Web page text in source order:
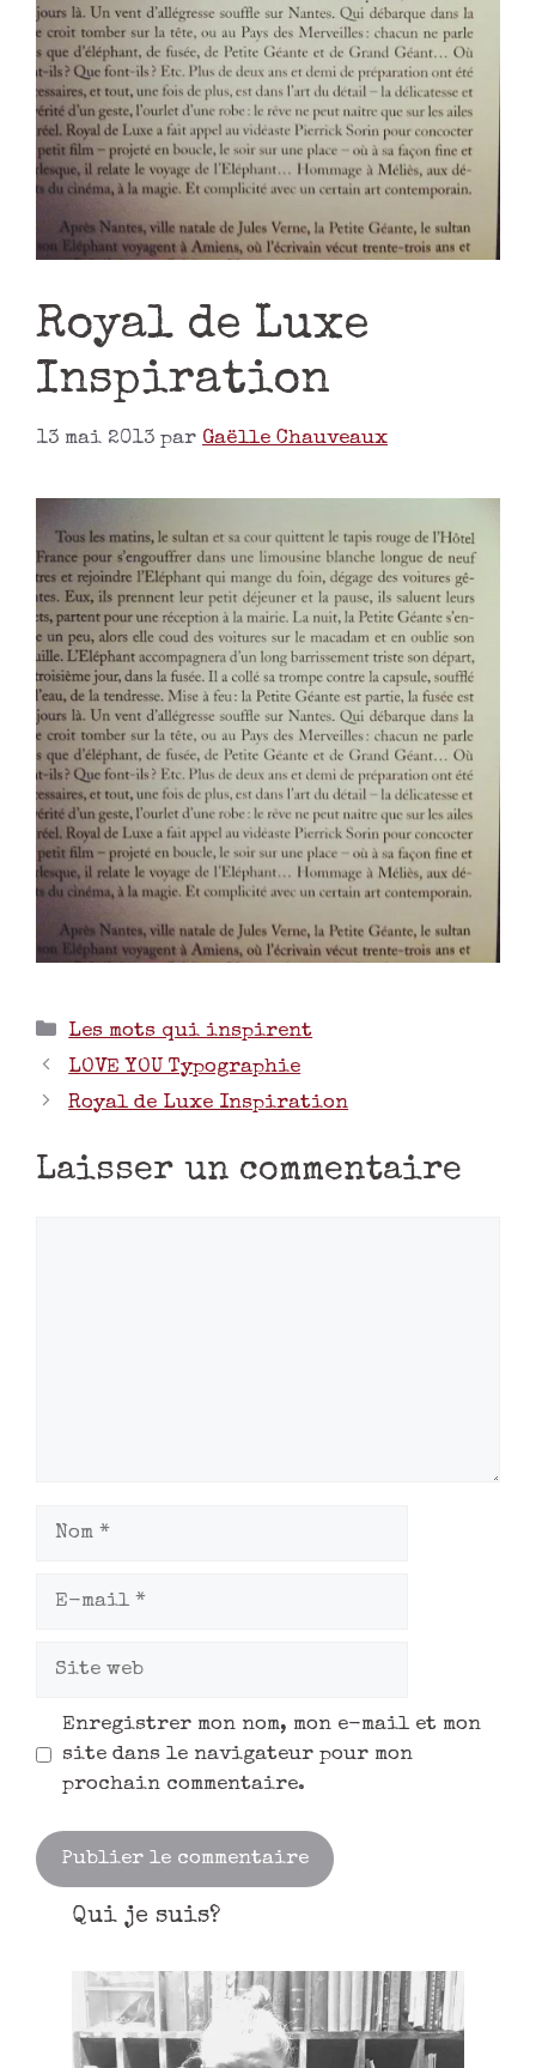
Royal de Luxe
Inspiration
13 mai 2013 par Gaëlle Chauveaux
Les mots qui inspirent
LOVE YOU Typographie
Royal de Luxe Inspiration
Laisser un commentaire
Enregistrer mon nom, mon e-mail et mon
site dans le navigateur pour mon
prochain commentaire.
Qui je suis?